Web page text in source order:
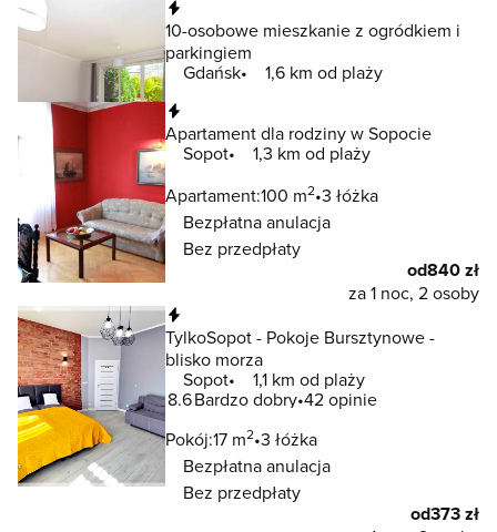
10-osobowe mieszkanie z ogródkiem i
parkingiem
Gdańsk
1,6 km od plaży
Apartament dla rodziny w Sopocie
Sopot
1,3 km od plaży
Apartament:100 m2 3 łóżka
Bezpłatna anulacja
Bez przedpłaty
od840 zł
za 1 noc, 2 osoby
TylkoSopot - Pokoje Bursztynowe -
blisko morza
Sopot
1,1 km od plaży
8.6Bardzo dobry 42 opinie
Pokój:17 m2 3 łóżka
Bezpłatna anulacja
Bez przedpłaty
od373 zł